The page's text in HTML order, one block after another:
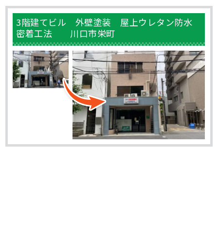
3階建てビル 外壁塗装 屋上ウレタン防水
密着工法 川口市栄町